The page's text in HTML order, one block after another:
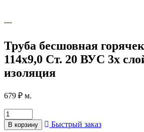
Труба бесшовная
114х9,0 Ст. 20 ВУС 3х
изоляция
679 ₽ м.
В корзину Быстрый заказ